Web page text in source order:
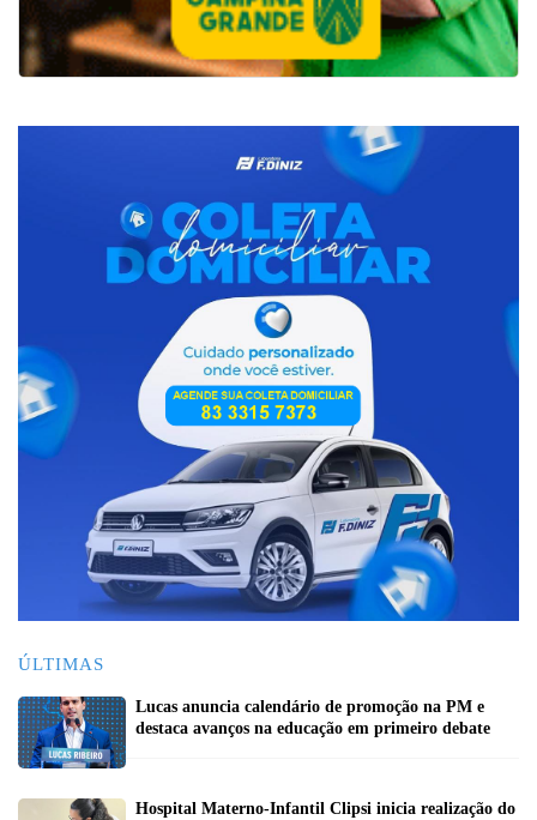
ÚLTIMAS
Lucas anuncia calendário de promoção na PM e
destaca avanços na educação em primeiro debate
Hospital Materno-Infantil Clipsi inicia realização do